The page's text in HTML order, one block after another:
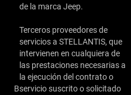
de la marca Jeep.
B
Terceros proveedores de
servicios a STELLANTIS, que
intervienen en cualquiera de
las prestaciones necesarias a
la ejecución del contrato o
servicio suscrito o solicitado